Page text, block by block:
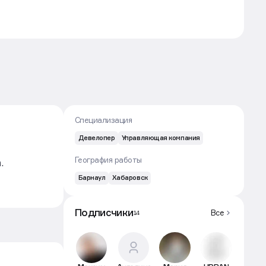
Специализация
Девелопер Управляющая компания
География работы
Барнаул Хабаровск
Подписчики14 Все
за